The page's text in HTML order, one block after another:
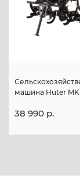
машина Huter
38 990 p.